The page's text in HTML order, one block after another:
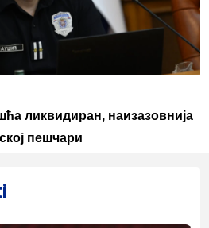
ликвидиран, наизазовнија
пешчари